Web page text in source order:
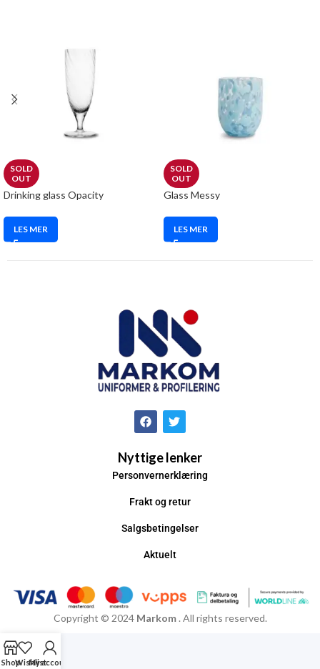
SOLD
OUT
Drinking glass Opacity
LES MER
SOLD
OUT
Glass Messy
LES MER
Nyttige lenker
Personvernerklæring
Frakt og retur
Salgsbetingelser
Aktuelt
Copyright © 2024 Markom . All rights reserved.
ShopWishlist
My account